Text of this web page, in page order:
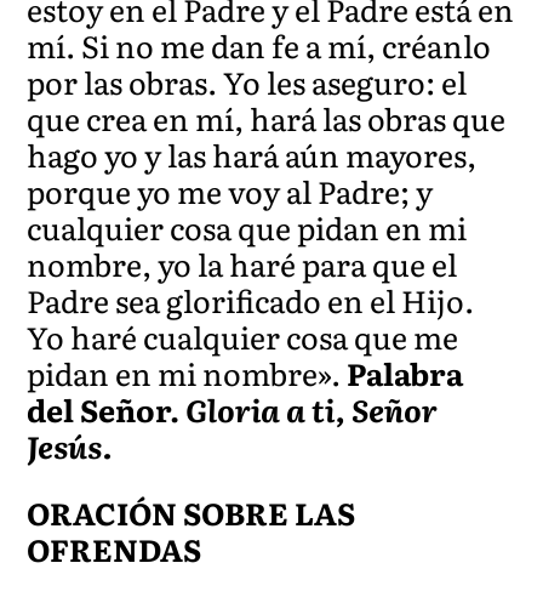
estoy en el Padre y el Padre está en
mí. Si no me dan fe a mí, créanlo
por las obras. Yo les aseguro: el
que crea en mí, hará las obras que
hago yo y las hará aún mayores,
porque yo me voy al Padre; y
cualquier cosa que pidan en mi
nombre, yo la haré para que el
Padre sea glorificado en el Hijo.
Yo haré cualquier cosa que me
pidan en mi nombre». Palabra
del Señor.Gloria a ti, Señor
Jesús.
ORACIÓN SOBRE LAS
OFRENDAS